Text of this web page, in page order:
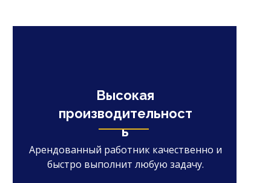
Высокая
производительност
ь
Арендованный работник качественно и
быстро выполнит любую задачу.